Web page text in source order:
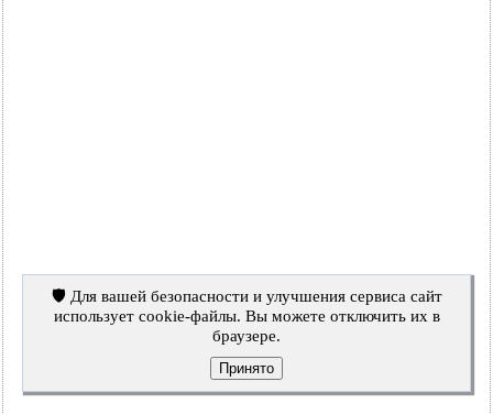
🛡️ Для вашей безопасности и улучшения сервиса сайт
использует cookie-файлы. Вы можете отключить их в
браузере.
Принято